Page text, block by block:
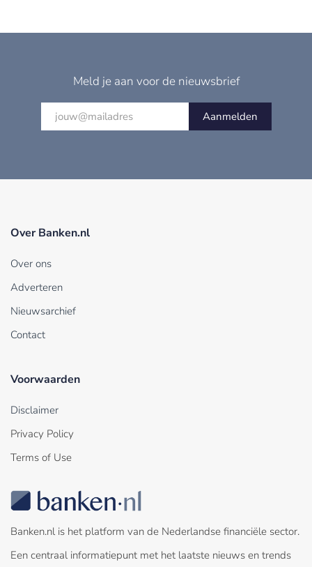
Meld je aan voor de nieuwsbrief
Aanmelden
Over Banken.nl
Over ons
Adverteren
Nieuwsarchief
Contact
Voorwaarden
Disclaimer
Privacy Policy
Terms of Use
Banken.nl is het platform van de Nederlandse financiële sector.
Een centraal informatiepunt met het laatste nieuws en trends